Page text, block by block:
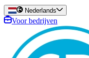
Nederlands
Voor bedrijven